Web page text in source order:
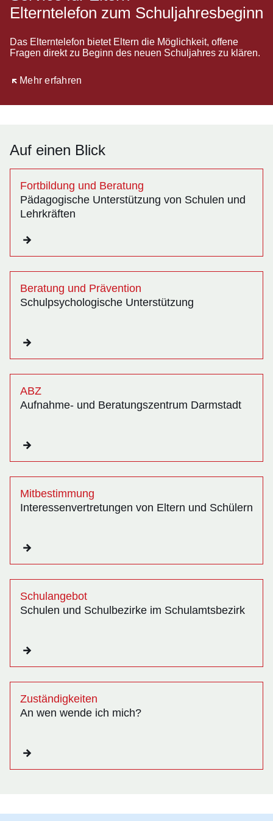
Elterntelefon zum Schuljahresbeginn
Das Elterntelefon bietet Eltern die Möglichkeit, offene
Fragen direkt zu Beginn des neuen Schuljahres zu klären.
Mehr erfahren
Öffnet sich in einem neuen Fenster
Auf einen Blick
Fortbildung und Beratung
Pädagogische Unterstützung von Schulen und
Lehrkräften
Beratung und Prävention
Schulpsychologische Unterstützung
ABZ
Aufnahme- und Beratungszentrum Darmstadt
Mitbestimmung
Interessenvertretungen von Eltern und Schülern
Schulangebot
Schulen und Schulbezirke im Schulamtsbezirk
Zuständigkeiten
An wen wende ich mich?